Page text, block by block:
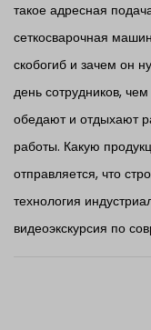
такое адресная
сеткосварочная
скобогиб и зачем он
день сотрудников,
обедают и отдыхают
работы. Какую
отправляется, что
технология
видеоэкскурсия по